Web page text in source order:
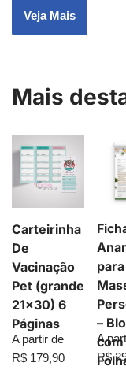
Veja Mais
Mais
Carteirinha
De
Vacinação
Pet (grande
21×30) 6
Páginas
A partir de
R$ 179,90
para
–
com
A
R$